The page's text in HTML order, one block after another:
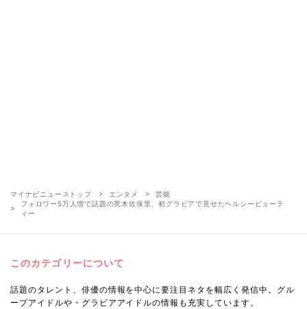
マイナビニューストップ エンタメ
芸能
フォロワー5万人増で話題の荒木佐保里、初グラビアで見せたヘルシービューテ
ィー
このカテゴリーについて
話題のタレント、俳優の情報を中心に要注目ネタを幅広く発信中。グル
ープアイドルや・グラビアアイドルの情報も充実しています。